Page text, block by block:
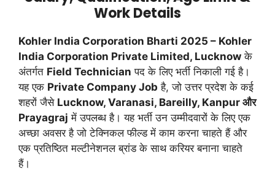
Work Details
Kohler India Corporation Bharti 2025 – Kohler
India Corporation Private Limited, Lucknow के
अंतर्गत Field Technician पद के लिए भर्ती निकाली गई है।
यह एक Private Company Job है, जो उत्तर प्रदेश के कई
शहरों जैसे Lucknow, Varanasi, Bareilly, Kanpur और
Prayagraj में उपलब्ध है। यह भर्ती उन उम्मीदवारों के लिए एक
अच्छा अवसर है जो टेक्निकल फील्ड में काम करना चाहते हैं और
एक प्रतिष्ठित मल्टीनेशनल ब्रांड के साथ करियर बनाना चाहते
हैं।